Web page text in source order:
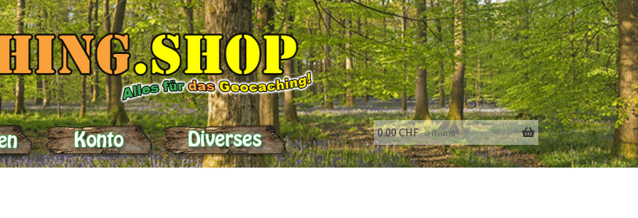
0.00CHF 0 items